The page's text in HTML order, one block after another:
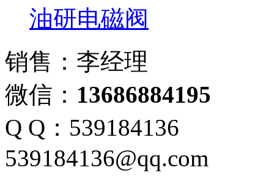
油研电磁阀
销售：李经理
微信： 13686884195
Q Q：539184136
539184136@qq.com